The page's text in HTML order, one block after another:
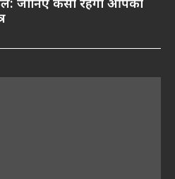
जानिए कैसा रहेगा आपका